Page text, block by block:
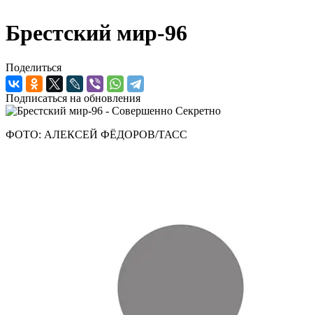
Брестский мир-96
Поделиться
Подписаться на обновления
ФОТО: АЛЕКСЕЙ ФЁДОРОВ/ТАСС